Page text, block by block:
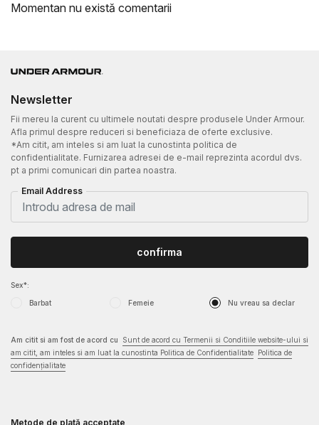
Momentan nu există comentarii
Newsletter
Fii mereu la curent cu ultimele noutati despre produsele Under Armour.
Afla primul despre reduceri si beneficiaza de oferte exclusive.
*Am citit, am inteles si am luat la cunostinta politica de
confidentialitate. Furnizarea adresei de e-mail reprezinta acordul dvs.
pt a primi comunicari din partea noastra.
Email Address
Sex*:
Barbat Femeie Nu vreau sa declar
confirma
Am citit si am fost de acord cu
Sunt de acord cu Termenii si Conditiile website-ului si
am citit, am inteles si am luat la cunostinta Politica de Confidentialitate
Politica de
confidențialitate
Metode de plată acceptate